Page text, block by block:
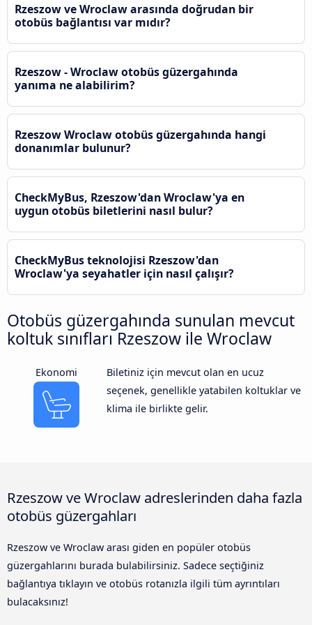
Rzeszow ve Wroclaw arasında doğrudan bir
otobüs bağlantısı var mıdır?
Rzeszow - Wroclaw otobüs güzergahında
yanıma ne alabilirim?
Rzeszow Wroclaw otobüs güzergahında hangi
donanımlar bulunur?
CheckMyBus, Rzeszow'dan Wroclaw'ya en
uygun otobüs biletlerini nasıl bulur?
CheckMyBus teknolojisi Rzeszow'dan
Wroclaw'ya seyahatler için nasıl çalışır?
Otobüs güzergahında sunulan mevcut
koltuk sınıfları Rzeszow ile Wroclaw
Ekonomi
Biletiniz için mevcut olan en ucuz
seçenek, genellikle yatabilen koltuklar ve
klima ile birlikte gelir.
Rzeszow ve Wroclaw adreslerinden daha fazla
otobüs güzergahları
Rzeszow ve Wroclaw arası giden en popüler otobüs
güzergahlarını burada bulabilirsiniz. Sadece seçtiğiniz
bağlantıya tıklayın ve otobüs rotanızla ilgili tüm ayrıntıları
bulacaksınız!